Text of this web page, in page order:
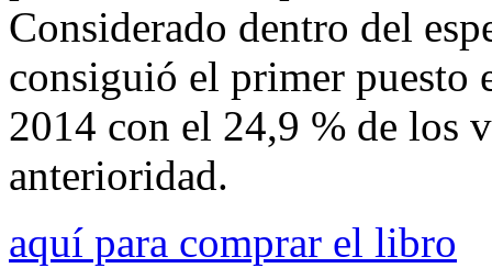
Considerado dentro del
consiguió el primer puesto
2014 con el 24,9 % de los
anterioridad.
aquí para comprar el libro